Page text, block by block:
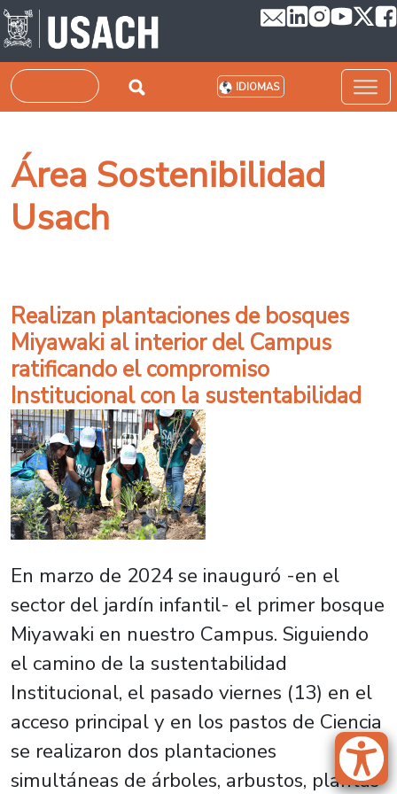
Pasar al contenido principal
Buscar IDIOMAS
Área Sostenibilidad
Usach
Realizan plantaciones de bosques
Miyawaki al interior del Campus
ratificando el compromiso
Institucional con la sustentabilidad
En marzo de 2024 se inauguró -en el
sector del jardín infantil- el primer bosque
Miyawaki en nuestro Campus. Siguiendo
el camino de la sustentabilidad
Institucional, el pasado viernes (13) en el
acceso principal y en los pastos de Ciencia
se realizaron dos plantaciones
simultáneas de árboles, arbustos, plantas